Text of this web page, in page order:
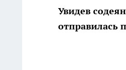
Увидев
отправилась